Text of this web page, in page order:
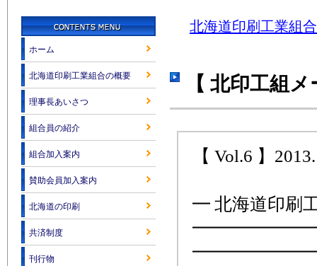
北海道印刷工業組
【 北印工組
【 Vol.6 】
━ 北海道印刷
━━━━━━━━━
ホーム
北海道印刷工業組合の概要
理事長あいさつ
組合員の紹介
組合加入案内
賛助会員加入案内
北海道の印刷
共済制度
刊行物